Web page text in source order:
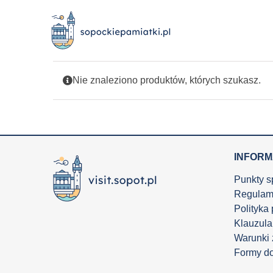
Nie znaleziono produktów, których szukasz.
Punkty
Polityka
Warunki
Formy